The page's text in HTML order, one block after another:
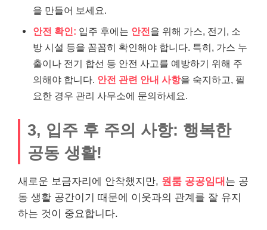
을 만들어 보세요.
안전 확인: 입주 후에는 안전을 위해 가스, 전기, 소
방 시설 등을 꼼꼼히 확인해야 합니다. 특히, 가스 누
출이나 전기 합선 등 안전 사고를 예방하기 위해 주
의해야 합니다. 안전 관련 안내 사항을 숙지하고, 필
요한 경우 관리 사무소에 문의하세요.
3, 입주 후 주의 사항: 행복한
공동 생활!
새로운 보금자리에 안착했지만, 원룸 공공임대 는 공
동 생활 공간이기 때문에 이웃과의 관계를 잘 유지
하는 것이 중요합니다.